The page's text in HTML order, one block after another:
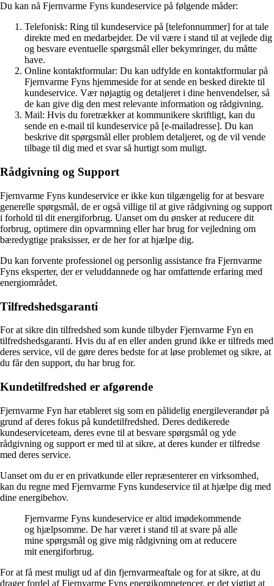
Du kan nå Fjernvarme Fyns kundeservice på følgende måder:
Telefonisk: Ring til kundeservice på [telefonnummer] for at tale
direkte med en medarbejder. De vil være i stand til at vejlede dig
og besvare eventuelle spørgsmål eller bekymringer, du måtte
have.
Online kontaktformular: Du kan udfylde en kontaktformular på
Fjernvarme Fyns hjemmeside for at sende en besked direkte til
kundeservice. Vær nøjagtig og detaljeret i dine henvendelser, så
de kan give dig den mest relevante information og rådgivning.
Mail: Hvis du foretrækker at kommunikere skriftligt, kan du
sende en e-mail til kundeservice på [e-mailadresse]. Du kan
beskrive dit spørgsmål eller problem detaljeret, og de vil vende
tilbage til dig med et svar så hurtigt som muligt.
Rådgivning og Support
Fjernvarme Fyns kundeservice er ikke kun tilgængelig for at besvare
generelle spørgsmål, de er også villige til at give rådgivning og support
i forhold til dit energiforbrug. Uanset om du ønsker at reducere dit
forbrug, optimere din opvarmning eller har brug for vejledning om
bæredygtige praksisser, er de her for at hjælpe dig.
Du kan forvente professionel og personlig assistance fra Fjernvarme
Fyns eksperter, der er veluddannede og har omfattende erfaring med
energiområdet.
Tilfredshedsgaranti
For at sikre din tilfredshed som kunde tilbyder Fjernvarme Fyn en
tilfredshedsgaranti. Hvis du af en eller anden grund ikke er tilfreds med
deres service, vil de gøre deres bedste for at løse problemet og sikre, at
du får den support, du har brug for.
Kundetilfredshed er afgørende
Fjernvarme Fyn har etableret sig som en pålidelig energileverandør på
grund af deres fokus på kundetilfredshed. Deres dedikerede
kundeserviceteam, deres evne til at besvare spørgsmål og yde
rådgivning og support er med til at sikre, at deres kunder er tilfredse
med deres service.
Uanset om du er en privatkunde eller repræsenterer en virksomhed,
kan du regne med Fjernvarme Fyns kundeservice til at hjælpe dig med
dine energibehov.
Fjernvarme Fyns kundeservice er altid imødekommende
og hjælpsomme. De har været i stand til at svare på alle
mine spørgsmål og give mig rådgivning om at reducere
mit energiforbrug.
For at få mest muligt ud af din fjernvarmeaftale og for at sikre, at du
drager fordel af Fjernvarme Fyns energikompetencer, er det vigtigt at